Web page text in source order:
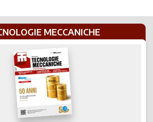
MECCANICHE